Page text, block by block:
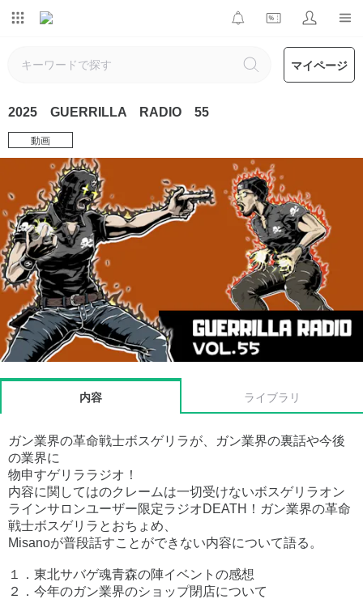
マイページ
2025 GUERRILLA RADIO 55
動画
内容 ライブラリ
ガン業界の革命戦士ボスゲリラが、ガン業界の裏話や今後
の業界に
物申すゲリララジオ！
内容に関してはのクレームは一切受けないボスゲリラオン
ラインサロンユーザー限定ラジオDEATH！ガン業界の革命
戦士ボスゲリラとおちょめ、
Misanoが普段話すことができない内容について語る。
１．東北サバゲ魂青森の陣イベントの感想
２．今年のガン業界のショップ閉店について